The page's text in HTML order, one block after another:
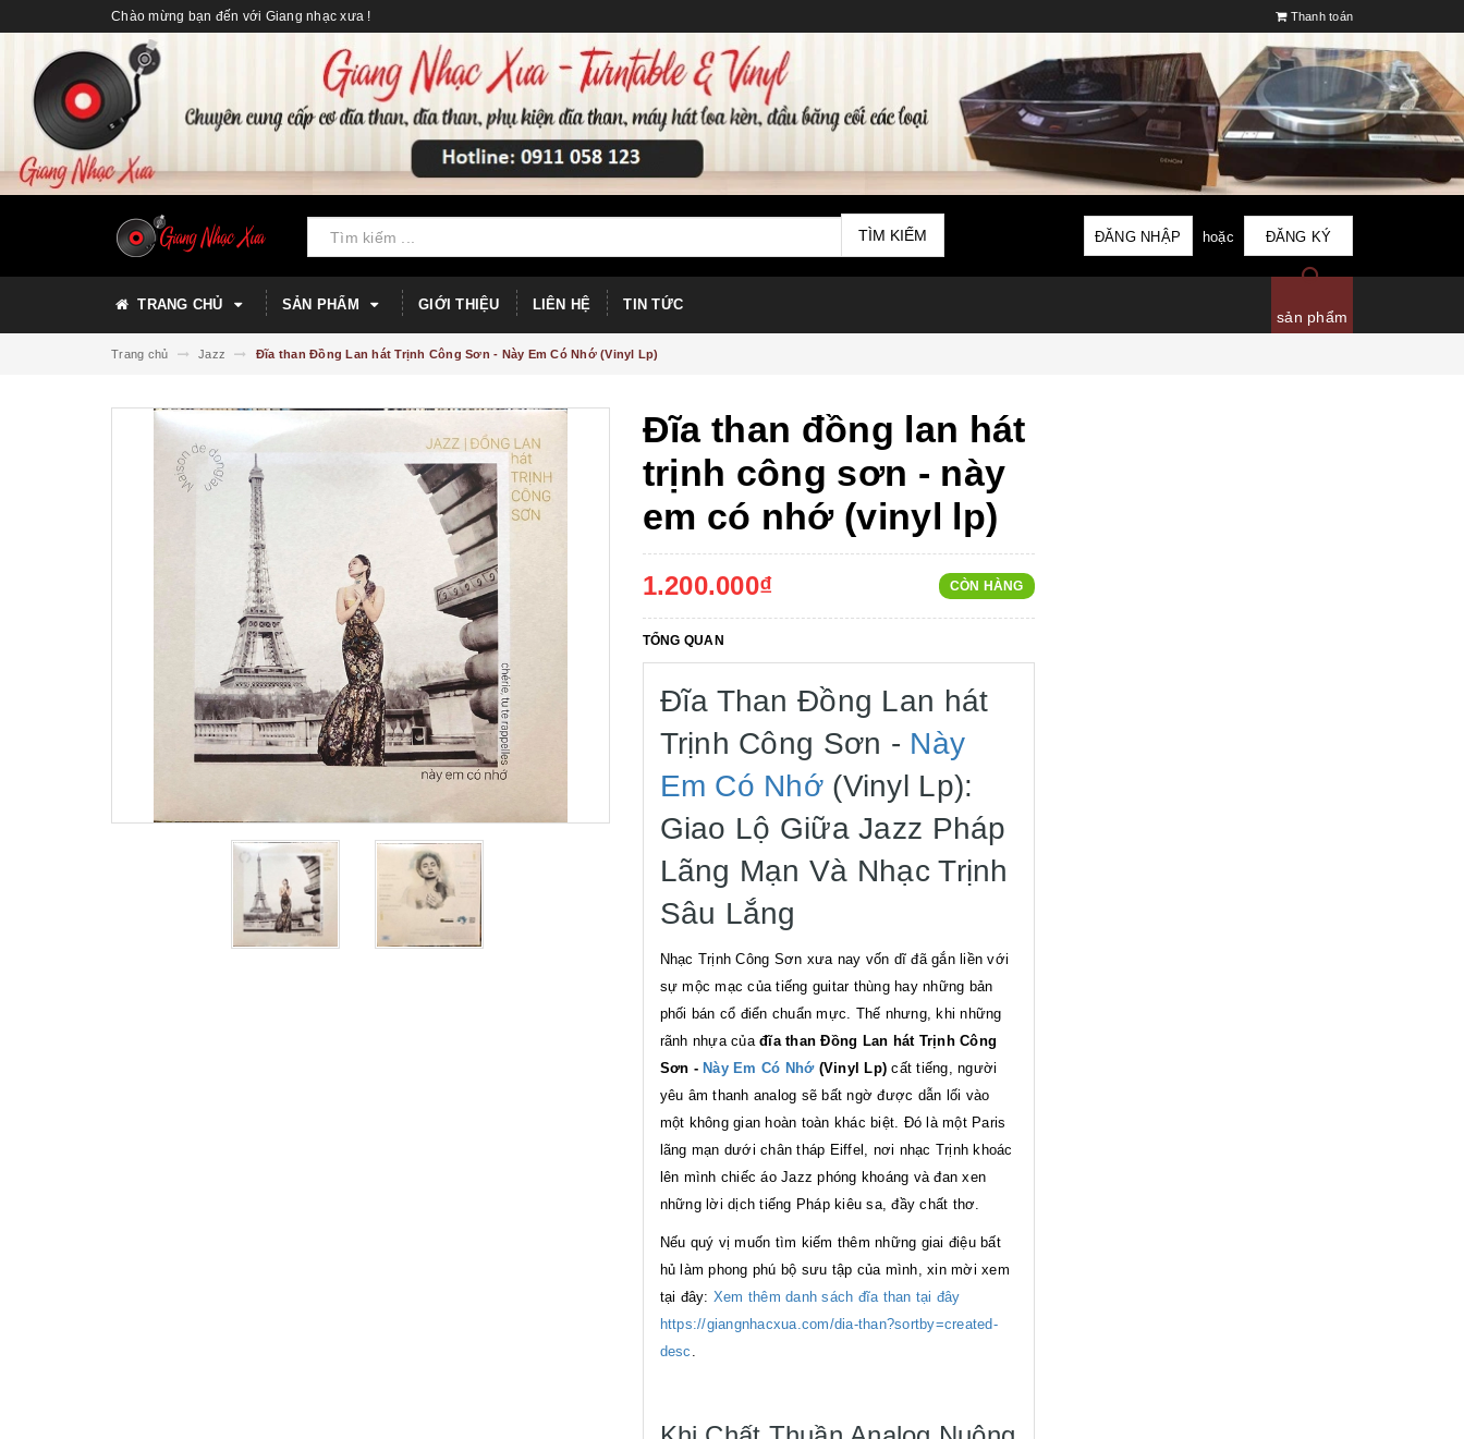
Chào mừng bạn đến với Giang nhạc xưa ! Thanh toán
TÌM KIẾM ĐĂNG NHẬP hoặc ĐĂNG KÝ
TRANG CHỦ SẢN PHẨM GIỚI THIỆU LIÊN HỆ TIN TỨC
sản phẩm
Trang chủ Jazz Đĩa than Đồng Lan hát Trịnh Công Sơn - Này Em Có Nhớ (Vinyl Lp)
Đĩa than đồng lan hát
trịnh công sơn - này
em có nhớ (vinyl lp)
1.200.000₫ CÒN HÀNG
TỔNG QUAN
Đĩa Than Đồng Lan hát
Trịnh Công Sơn - Này
Em Có Nhớ (Vinyl Lp):
Giao Lộ Giữa Jazz Pháp
Lãng Mạn Và Nhạc Trịnh
Sâu Lắng
Nhạc Trịnh Công Sơn xưa nay vốn dĩ đã gắn liền với
sự mộc mạc của tiếng guitar thùng hay những bản
phối bán cổ điển chuẩn mực. Thế nhưng, khi những
rãnh nhựa của đĩa than Đồng Lan hát Trịnh Công
Sơn - Này Em Có Nhớ(Vinyl Lp) cất tiếng, người
yêu âm thanh analog sẽ bất ngờ được dẫn lối vào
một không gian hoàn toàn khác biệt. Đó là một Paris
lãng mạn dưới chân tháp Eiffel, nơi nhạc Trịnh khoác
lên mình chiếc áo Jazz phóng khoáng và đan xen
những lời dịch tiếng Pháp kiêu sa, đầy chất thơ.
Nếu quý vị muốn tìm kiếm thêm những giai điệu bất
hủ làm phong phú bộ sưu tập của mình, xin mời xem
tại đây: Xem thêm danh sách đĩa than tại đây
https://giangnhacxua.com/dia-than?sortby=created-
desc .